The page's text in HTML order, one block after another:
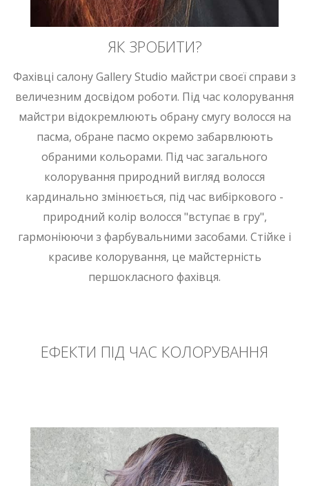
ЯК ЗРОБИТИ?
Фахівці салону Gallery Studio майстри своєї справи з
величезним досвідом роботи. Під час колорування
майстри відокремлюють обрану смугу волосся на
пасма, обране пасмо окремо забарвлюють
обраними кольорами. Під час загального
колорування природний вигляд волосся
кардинально змінюється, під час вибіркового -
природний колір волосся "вступає в гру",
гармоніюючи з фарбувальними засобами. Стійке і
красиве колорування, це майстерність
першокласного фахівця.
ЕФЕКТИ ПІД ЧАС КОЛОРУВАННЯ